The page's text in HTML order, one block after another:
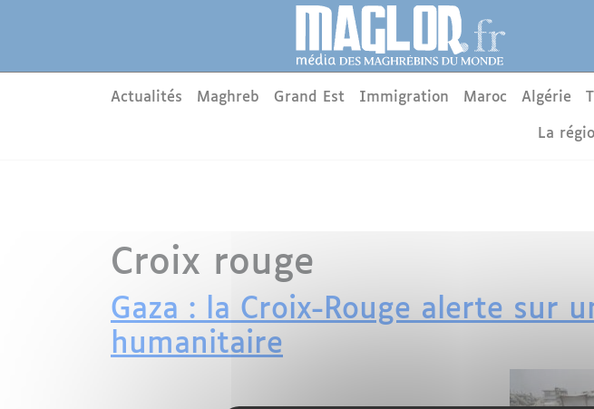
Main menu
Actualités Maghreb Grand Est Immigration Maroc Algérie
La
Croix rouge
Gaza : la Croix-Rouge alerte sur
humanitaire